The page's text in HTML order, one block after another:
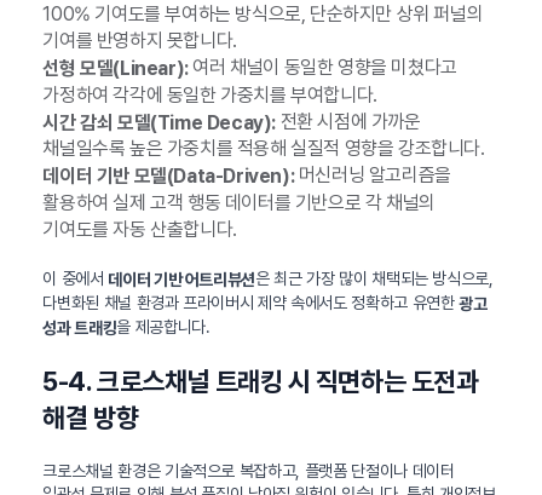
100% 기여도를 부여하는 방식으로, 단순하지만 상위 퍼널의
기여를 반영하지 못합니다.
선형 모델(Linear):여러 채널이 동일한 영향을 미쳤다고
가정하여 각각에 동일한 가중치를 부여합니다.
시간 감쇠 모델(Time Decay):전환 시점에 가까운
채널일수록 높은 가중치를 적용해 실질적 영향을 강조합니다.
데이터 기반 모델(Data-Driven):머신러닝 알고리즘을
활용하여 실제 고객 행동 데이터를 기반으로 각 채널의
기여도를 자동 산출합니다.
이 중에서 데이터 기반 어트리뷰션은 최근 가장 많이 채택되는 방식으로,
다변화된 채널 환경과 프라이버시 제약 속에서도 정확하고 유연한광고
성과 트래킹을 제공합니다.
5-4. 크로스채널 트래킹 시 직면하는 도전과
해결 방향
크로스채널 환경은 기술적으로 복잡하고, 플랫폼 단절이나 데이터